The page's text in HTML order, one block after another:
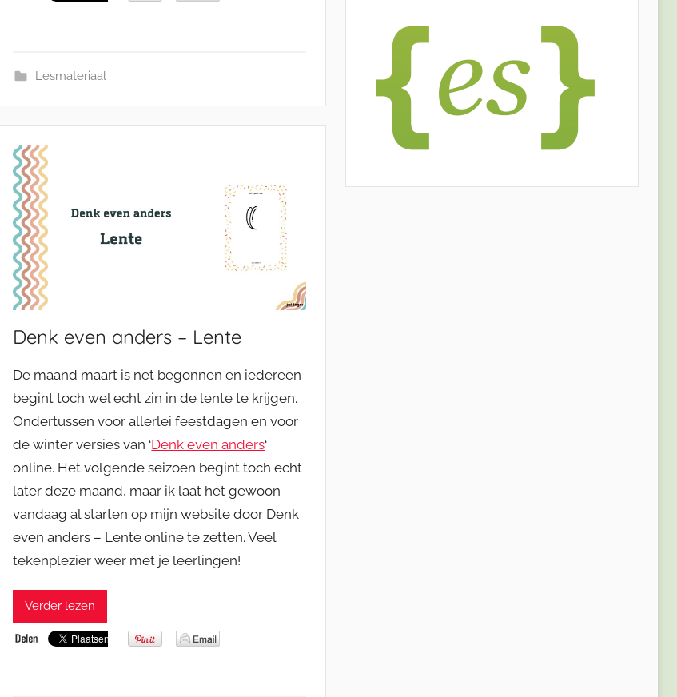
Lesmateriaal
Denk even anders – Lente
De maand maart is net begonnen en iedereen
begint toch wel echt zin in de lente te krijgen.
Ondertussen voor allerlei feestdagen en voor
de winter versies van ‘Denk even anders‘
online. Het volgende seizoen begint toch echt
later deze maand, maar ik laat het gewoon
vandaag al starten op mijn website door Denk
even anders – Lente online te zetten. Veel
tekenplezier weer met je leerlingen!
Verder lezen